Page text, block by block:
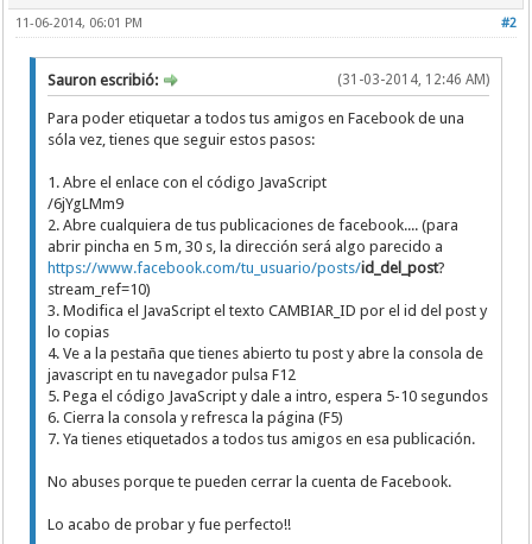
#2
11-06-2014, 06:01 PM
(31-03-2014, 12:46 AM)
Sauron escribió:
Para poder etiquetar a todos tus amigos en Facebook de una
sóla vez, tienes que seguir estos pasos:
1. Abre el enlace con el código JavaScript
/6jYgLMm9
2. Abre cualquiera de tus publicaciones de facebook.... (para
abrir pincha en 5 m, 30 s, la dirección será algo parecido a
https://www.facebook.com/tu_usuario/posts/id_del_post?
stream_ref=10)
3. Modifica el JavaScript el texto CAMBIAR_ID por el id del post y
lo copias
4. Ve a la pestaña que tienes abierto tu post y abre la consola de
javascript en tu navegador pulsa F12
5. Pega el código JavaScript y dale a intro, espera 5-10 segundos
6. Cierra la consola y refresca la página (F5)
7. Ya tienes etiquetados a todos tus amigos en esa publicación.
No abuses porque te pueden cerrar la cuenta de Facebook.
Lo acabo de probar y fue perfecto!!